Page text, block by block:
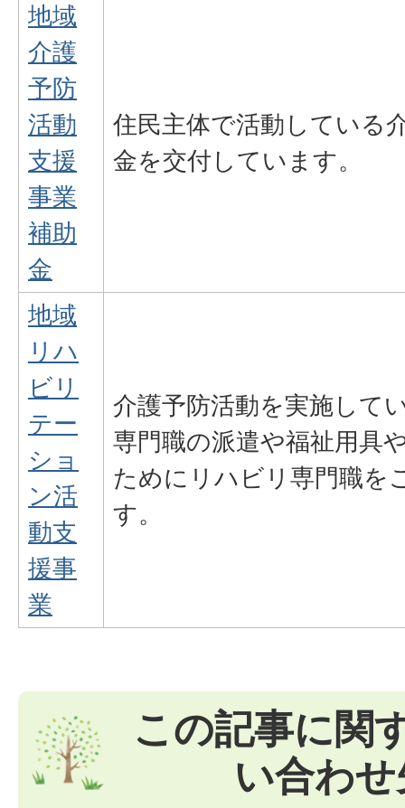
地域
介護
予防
活動
支援
事業
補助
金
住民主体で活動している
金を交付しています。
地域
リハ
ビリ
テー
ショ
ン活
動支
援事
業
介護予防活動を実施して
専門職の派遣や福祉用具
ためにリハビリ専門職を
す。
この記事に関
い合わせ